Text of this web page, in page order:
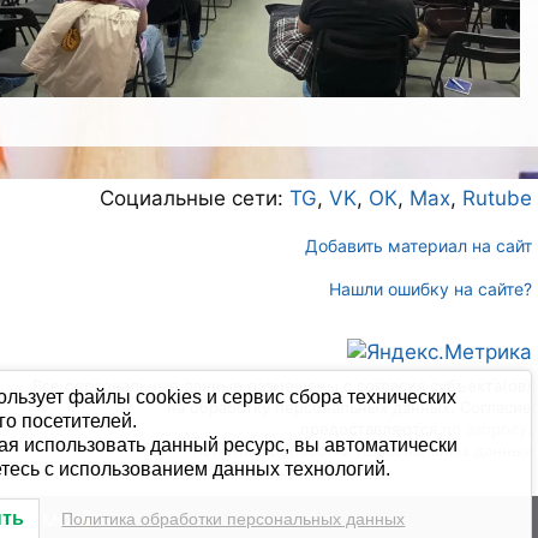
Социальные сети: TG, VK, ОК, Max, Rutube
Добавить материал на сайт
Нашли ошибку на сайте?
Все персональные данные размещены с согласия субъекта(ов)
на обработку персональных данных. Согласие
Политика обработки персональных данных
МО
файлы cookies и сервис сбора технических
посетителей.
использовать данный ресурс, вы автоматически
с использованием данных технологий.
Политика обработки персональных данных